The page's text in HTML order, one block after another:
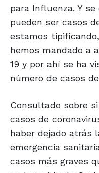
para Influenza. Y
pueden ser casos
estamos
hemos mandado a
19 y por ahí se ha
número de casos
Consultado sobre
casos de
haber dejado atrás
emergencia
casos más graves